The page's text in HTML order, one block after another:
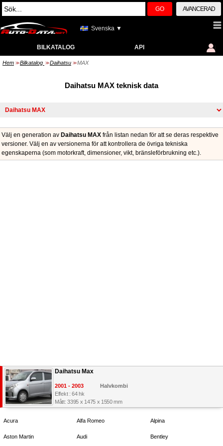
GO AVANCERAD
Svenska ▼
BILKATALOG API
Hem >> Bilkatalog >> Daihatsu >> MAX
Daihatsu MAX teknisk data
Välj en generation av Daihatsu MAX från listan nedan för att se deras respektive
versioner. Välj en av versionerna för att kontrollera de övriga tekniska
egenskaperna (som motorkraft, dimensioner, vikt, bränsleförbrukning etc.).
Daihatsu Max
2001 - 2003
Halvkombi
Effekt : 64 hk
Mått: 3395 x 1475 x 1550 mm
Acura Alfa Romeo Alpina
Aston Martin Audi Bentley